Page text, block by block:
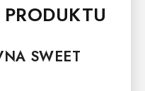
SWEET